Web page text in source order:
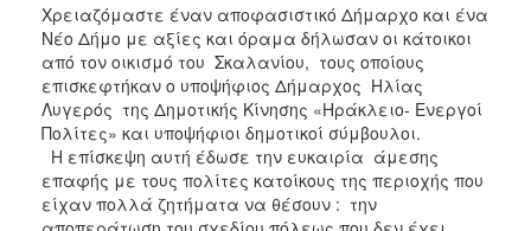
ΑΝΘΕΚΤΙΚΗ
ΠΟΛΗ
Χρειαζόμαστε έναν αποφασιστικό Δήμαρχο και ένα
Νέο Δήμο με αξίες και όραμα δήλωσαν οι κάτοικοι
από τον οικισμό του Σκαλανίου, τους οποίους
επισκεφτήκαν ο υποψήφιος Δήμαρχος Ηλίας
Λυγερός της Δημοτικής Κίνησης «Ηράκλειο- Ενεργοί
Πολίτες» και υποψήφιοι δημοτικοί σύμβουλοι.
Η επίσκεψη αυτή έδωσε την ευκαιρία άμεσης
επαφής με τους πολίτες κατοίκους της περιοχής που
είχαν πολλά ζητήματα να θέσουν : την